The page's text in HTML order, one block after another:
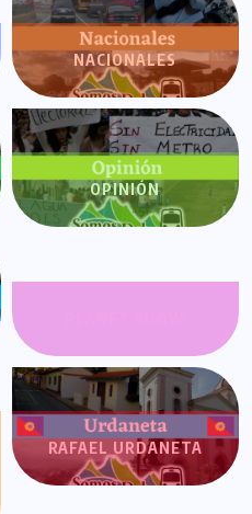
NACIONALES
OPINIÓN
RAFAEL URDANETA